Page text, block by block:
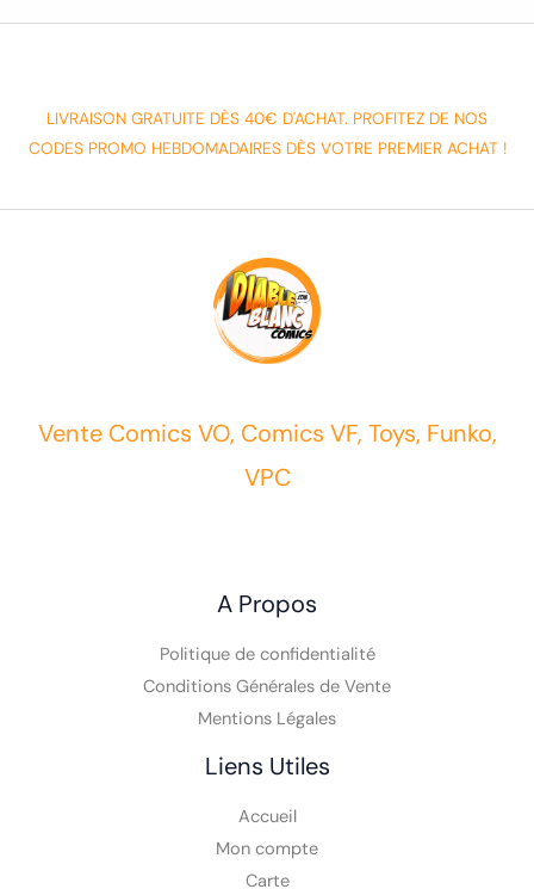
LIVRAISON GRATUITE DÈS 40€ D'ACHAT. PROFITEZ DE NOS
CODES PROMO HEBDOMADAIRES DÈS VOTRE PREMIER ACHAT !
Vente Comics VO, Comics VF, Toys, Funko,
VPC
A Propos
Politique de confidentialité
Conditions Générales de Vente
Mentions Légales
Liens Utiles
Accueil
Mon compte
Carte